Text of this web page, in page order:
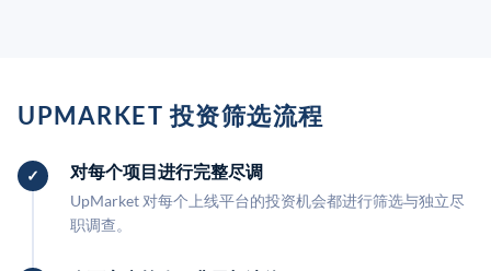
UPMARKET 投资筛选流程
对每个项目进行完整尽调
UpMarket 对每个上线平台的投资机会都进行筛选与独立尽
职调查。